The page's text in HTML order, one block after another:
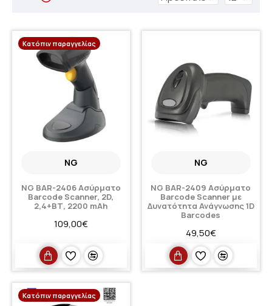
Κατόπιν παραγγελίας
NG
NG BAR-2406 Ασύρματο
Barcode Scanner, 2D,
2,4+ΒΤ, 2200 mAh
109,00€
NG
NG BAR-2409 Ασύρματο
Barcode Scanner με
Δυνατότητα Ανάγνωσης 1D
Barcodes
49,50€
Κατόπιν παραγγελίας